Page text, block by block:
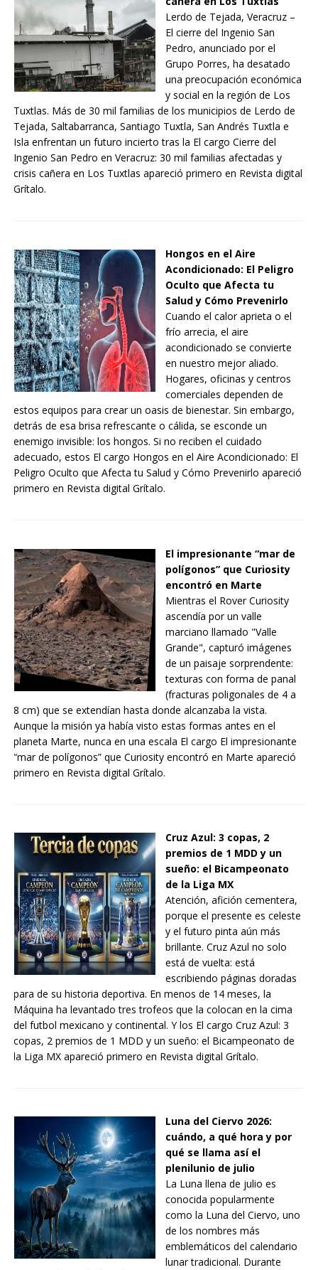
Lerdo de Tejada, Veracruz –
El cierre del Ingenio San
Pedro, anunciado por el
Grupo Porres, ha desatado
una preocupación económica
y social en la región de Los
Tuxtlas. Más de 30 mil familias de los municipios de Lerdo de
Tejada, Saltabarranca, Santiago Tuxtla, San Andrés Tuxtla e
Isla enfrentan un futuro incierto tras la El cargo Cierre del
Ingenio San Pedro en Veracruz: 30 mil familias afectadas y
crisis cañera en Los Tuxtlas apareció primero en Revista digital
Grítalo.
Hongos en el Aire
Acondicionado: El Peligro
Oculto que Afecta tu
Salud y Cómo Prevenirlo
Cuando el calor aprieta o el
frío arrecia, el aire
acondicionado se convierte
en nuestro mejor aliado.
Hogares, oficinas y centros
comerciales dependen de
estos equipos para crear un oasis de bienestar. Sin embargo,
detrás de esa brisa refrescante o cálida, se esconde un
enemigo invisible: los hongos. Si no reciben el cuidado
adecuado, estos El cargo Hongos en el Aire Acondicionado: El
Peligro Oculto que Afecta tu Salud y Cómo Prevenirlo apareció
primero en Revista digital Grítalo.
El impresionante “mar de
polígonos” que Curiosity
encontró en Marte
Mientras el Rover Curiosity
ascendía por un valle
marciano llamado "Valle
Grande", capturó imágenes
de un paisaje sorprendente:
texturas con forma de panal
(fracturas poligonales de 4 a
8 cm) que se extendían hasta donde alcanzaba la vista.
Aunque la misión ya había visto estas formas antes en el
planeta Marte, nunca en una escala El cargo El impresionante
“mar de polígonos” que Curiosity encontró en Marte apareció
primero en Revista digital Grítalo.
Cruz Azul: 3 copas, 2
premios de 1 MDD y un
sueño: el Bicampeonato
de la Liga MX
Atención, afición cementera,
porque el presente es celeste
y el futuro pinta aún más
brillante. Cruz Azul no solo
está de vuelta: está
escribiendo páginas doradas
para de su historia deportiva. En menos de 14 meses, la
Máquina ha levantado tres trofeos que la colocan en la cima
del futbol mexicano y continental. Y los El cargo Cruz Azul: 3
copas, 2 premios de 1 MDD y un sueño: el Bicampeonato de
la Liga MX apareció primero en Revista digital Grítalo.
Luna del Ciervo 2026:
cuándo, a qué hora y por
qué se llama así el
plenilunio de julio
La Luna llena de julio es
conocida popularmente
como la Luna del Ciervo, uno
de los nombres más
emblemáticos del calendario
lunar tradicional. Durante